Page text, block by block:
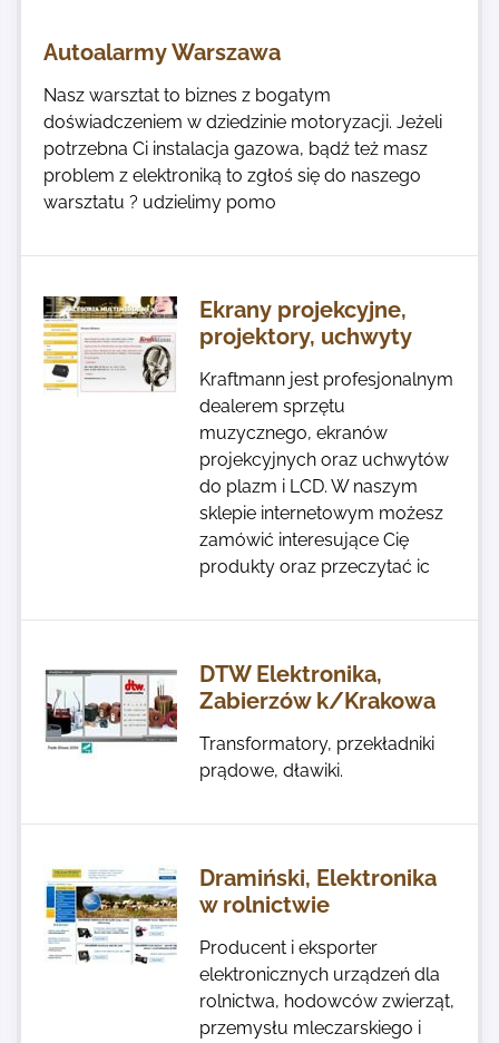
Autoalarmy Warszawa
Nasz warsztat to biznes z bogatym
doświadczeniem w dziedzinie motoryzacji. Jeżeli
potrzebna Ci instalacja gazowa, bądź też masz
problem z elektroniką to zgłoś się do naszego
warsztatu ? udzielimy pomo
Ekrany projekcyjne,
projektory, uchwyty
Kraftmann jest profesjonalnym
dealerem sprzętu
muzycznego, ekranów
projekcyjnych oraz uchwytów
do plazm i LCD. W naszym
sklepie internetowym możesz
zamówić interesujące Cię
produkty oraz przeczytać ic
DTW Elektronika,
Zabierzów k/Krakowa
Transformatory, przekładniki
prądowe, dławiki.
Dramiński, Elektronika
w rolnictwie
Producent i eksporter
elektronicznych urządzeń dla
rolnictwa, hodowców zwierząt,
przemysłu mleczarskiego i